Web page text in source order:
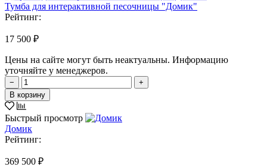
Тумба для интерактивной песочницы "Домик"
Рейтинг:
17 500 ₽
Цены на сайте могут быть неактуальны. Информацию
уточняйте у менеджеров.
−
+
В корзину
Быстрый просмотр
Домик
Рейтинг:
369 500 ₽